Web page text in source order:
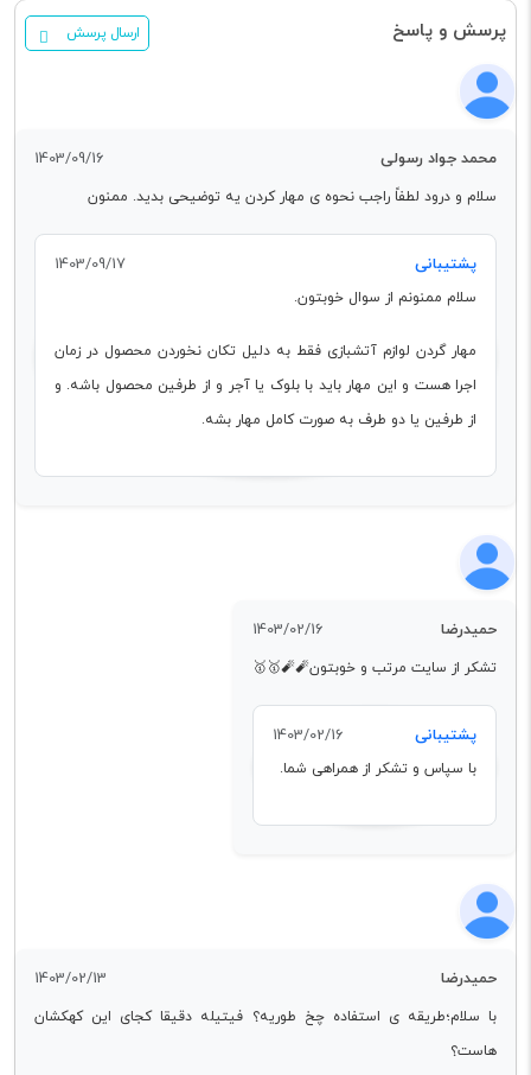
پرسش و پاسخ ارسال پرسش
محمد جواد رسولی 1403/09/16
سلام و درود لطفاً راجب نحوه ی مهار کردن یه توضیحی بدید‌. ممنون
پشتیبانی 1403/09/17
سلام ممنونم از سوال خوبتون.
مهار گردن لوازم آتشبازی فقط به دلیل تکان نخوردن محصول در زمان
اجرا هست و این مهار باید با بلوک یا آجر و از طرفین محصول باشه. و
از طرفین یا دو طرف به صورت کامل مهار بشه.
حمیدرضا 1403/02/16
تشکر از سایت مرتب و خوبتون🧨🧨🥇🥇
پشتیبانی 1403/02/16
با سپاس و تشکر از همراهی شما.
حمیدرضا 1403/02/13
با سلام؛طریقه ی استفاده چخ طوریه؟ فیتیله دقیقا کجای این کهکشان
هاست؟